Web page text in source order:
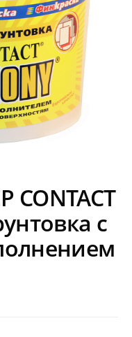
CONTACT
с